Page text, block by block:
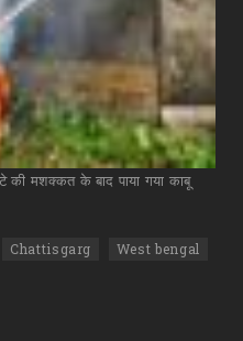
की मशक्कत के बाद पाया गया काबू
Chattisgarg
West bengal